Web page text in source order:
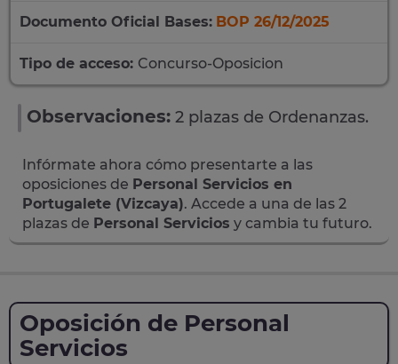
Documento Oficial Bases: BOP 26/12/2025
Tipo de acceso: Concurso-Oposicion
Observaciones: 2 plazas de Ordenanzas.
Infórmate ahora cómo presentarte a las
oposiciones de Personal Servicios en
Portugalete (Vizcaya). Accede a una de las 2
plazas de Personal Servicios y cambia tu futuro.
Oposición de Personal
Servicios